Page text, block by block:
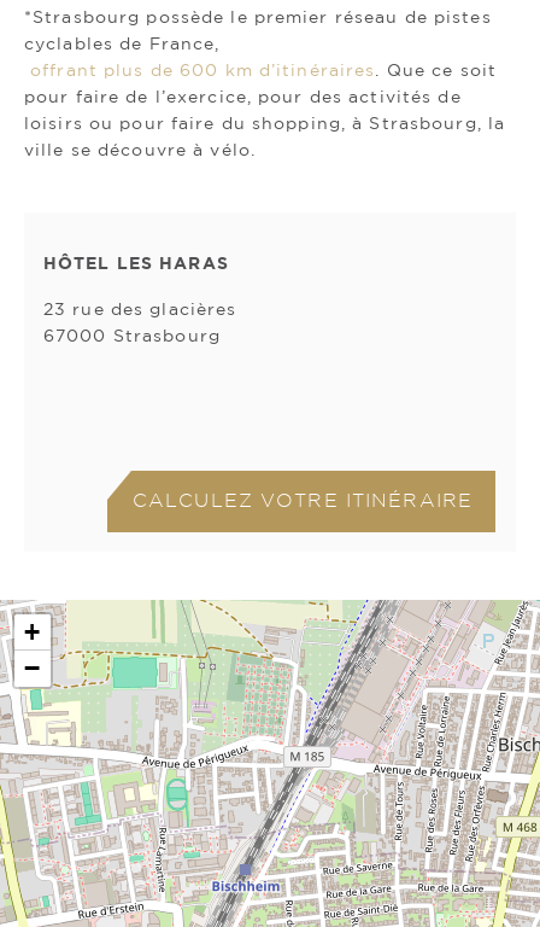
*Strasbourg possède le premier réseau de pistes
cyclables de France,
offrant plus de 600 km d’itinéraires
. Que ce soit
pour faire de l’exercice, pour des activités de
loisirs ou pour faire du shopping, à Strasbourg, la
ville se découvre à vélo.
HÔTEL LES HARAS
23 rue des glacières
67000 Strasbourg
CALCULEZ VOTRE ITINÉRAIRE
+
−